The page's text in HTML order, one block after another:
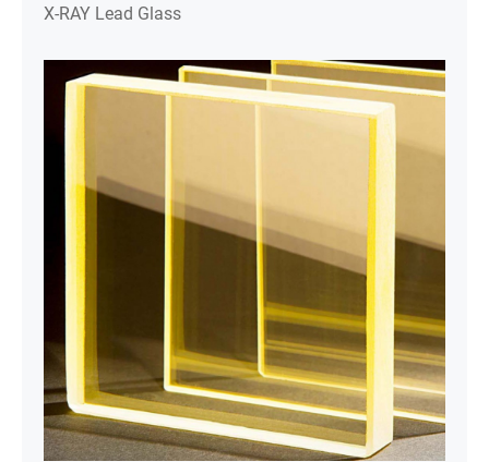
X-RAY Lead Glass